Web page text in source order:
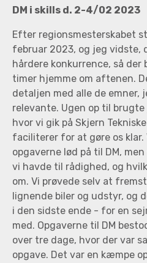
DM i skills d. 2-4/02 2023
Efter regionsmesterskabet
februar 2023, og jeg vidste,
hårdere konkurrence, så
timer hjemme om aftenen.
detaljen med alle de
relevante. Ugen op til
hvor vi gik på Skjern
faciliterer for at gøre os klar.
opgaverne lød på til DM,
vi havde til rådighed, og
om. Vi prøvede selv at
lignende biler og udstyr, og
i den sidste ende - for en
med. Opgaverne til DM
over tre dage, hvor der var
opgave. Det var en kæmpe